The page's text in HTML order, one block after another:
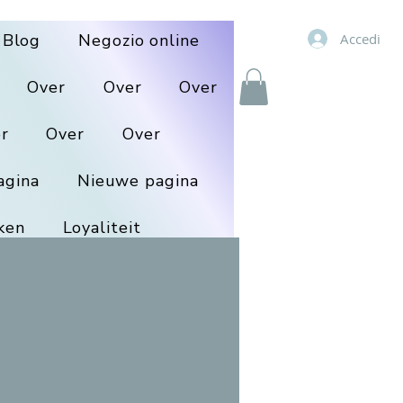
Accedi
Blog Negozio online
Over Over Over
Over Over
Nieuwe pagina
Loyaliteit